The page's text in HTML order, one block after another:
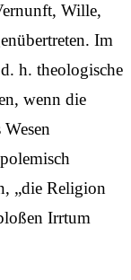
Wille,
Im
h. theologische
wenn die
„die Religion
Irrtum